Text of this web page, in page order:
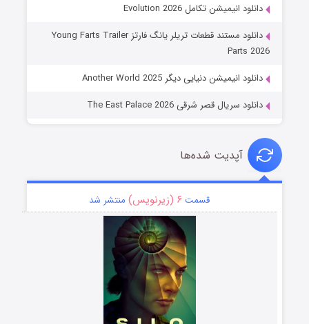
دانلود انیمیشن تکامل Evolution 2026
دانلود مستند قطعات تریلر یانگ فارتز Young Farts Trailer
Parts 2026
دانلود انیمیشن دنیایی دیگر Another World 2025
دانلود سریال قصر شرقی The East Palace 2026
آپدیت شده‌ها
قسمت ۶ (زیرنویس) منتشر شد